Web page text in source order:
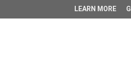
LEARN MORE